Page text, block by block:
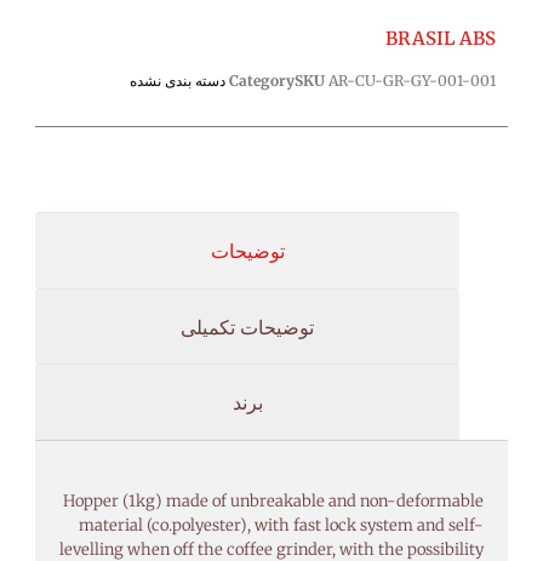
BRASIL ABS
SKUAR-CU-GR-GY-001-001
Category دسته بندی نشده
توضیحات
توضیحات تکمیلی
برند
Hopper (1kg) made of unbreakable and non-deformable
material (co.polyester), with fast lock system and self-
levelling when off the coffee grinder, with the possibility